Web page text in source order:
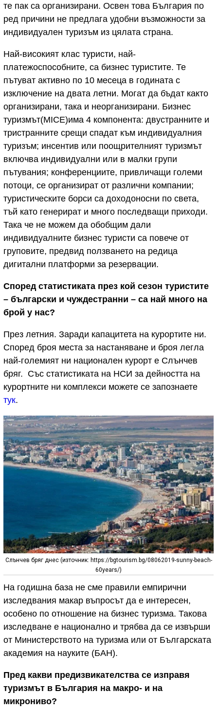
те пак са организирани. Освен това България по
ред причини не предлага удобни възможности за
индивидуален туризъм из цялата страна.
Най-високият клас туристи, най-
платежоспособните, са бизнес туристите. Те
пътуват активно по 10 месеца в годината с
изключение на двата летни. Могат да бъдат както
организирани, така и неорганизирани. Бизнес
туризмът(MICE)има 4 компонента: двустранните и
тристранните срещи спадат към индивидуалния
туризъм; инсентив или поощрителният туризмът
включва индивидуални или в малки групи
пътувания; конференциите, привличащи големи
потоци, се организират от различни компании;
туристическите борси са доходоносни по света,
тъй като генерират и много последващи приходи.
Така че не можем да обобщим дали
индивидуалните бизнес туристи са повече от
груповите, предвид ползването на редица
дигитални платформи за резервации.
Според статистиката през кой сезон туристите
– български и чуждестранни – са най много на
брой у нас?
През летния. Заради капацитета на курортите ни.
Според броя места за настаняване и броя легла
най-големият ни национален курорт е Слънчев
бряг. Със статистиката на НСИ за дейността на
курортните ни комплекси можете се запознаете
тук.
Слънчев бряг днес (източник: https://bgtourism.bg/08062019-sunny-beach-
60years/)
На годишна база не сме правили емпирични
изследвания макар въпросът да е интересен,
особено по отношение на бизнес туризма. Такова
изследване е национално и трябва да се извърши
от Министерството на туризма или от Българската
академия на науките (БАН).
Пред какви предизвикателства се изправя
туризмът в България на макро- и на
микрониво?